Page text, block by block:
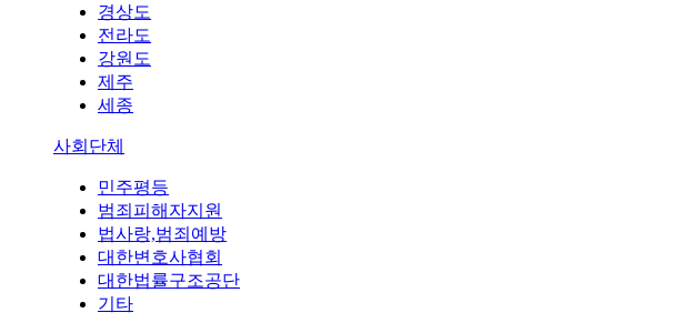
경상도
전라도
강원도
제주
세종
사회단체
민주평등
범죄피해자지원
법사랑,범죄예방
대한변호사협회
대한법률구조공단
기타